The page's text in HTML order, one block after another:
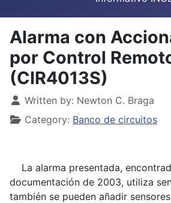
Alarma con
por Control
(CIR4013S)
Details
Written by: Newton C. Braga
Category: Banco de circuitos
La alarma presentada,
documentación de 2003, utiliza
también se pueden añadir